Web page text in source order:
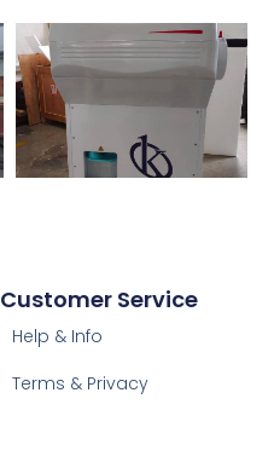
Customer Service
Help & Info
Terms & Privacy